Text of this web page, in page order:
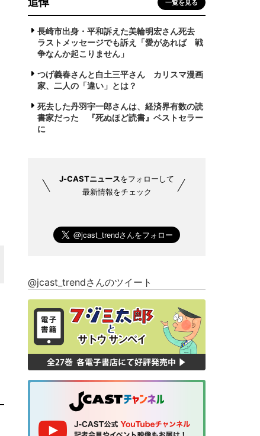
一覧を見る
長崎市出身・平和訴えた美輪明宏さん死去
ラストメッセージでも訴え「愛があれば 戦
争なんか起こりません」
つげ義春さんと白土三平さん カリスマ漫画
家、二人の「違い」とは？
死去した丹羽宇一郎さんは、経済界有数の読
書家だった 『死ぬほど読書』ベストセラー
に
J-CASTニュースをフォローして
最新情報をチェック
@jcast_trendさんのツイート